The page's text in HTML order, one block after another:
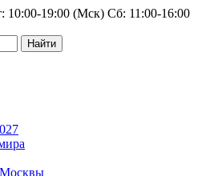
10:00-19:00 (Мск) Сб: 11:00-16:00
Найти